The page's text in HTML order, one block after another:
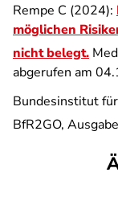
Rempe C (2024):
möglichen
nicht belegt.
abgerufen am
Bundesinstitut
BfR2GO,